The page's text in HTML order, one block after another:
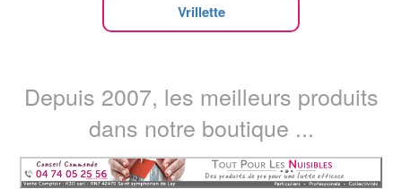
Vrillette
Depuis 2007, les meilleurs produits
dans notre boutique ...